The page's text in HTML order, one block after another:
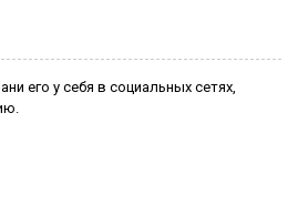
его у себя в социальных сетях,